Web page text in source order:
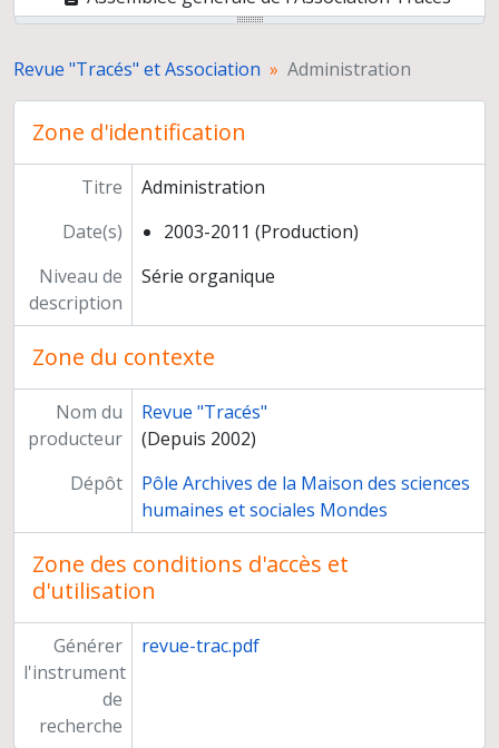
Revue "Tracés" et Association Administration
Zone d'identification
Titre
Administration
Date(s)
2003-2011 (Production)
Niveau de
description
Série organique
Zone du contexte
Nom du
producteur
Revue "Tracés"
(Depuis 2002)
Dépôt
Pôle Archives de la Maison des sciences
humaines et sociales Mondes
Zone des conditions d'accès et
d'utilisation
Générer
l'instrument
de
recherche
revue-trac.pdf